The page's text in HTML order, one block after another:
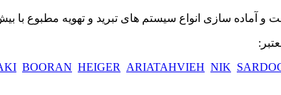
و آماده سازی انواع سیستم های تبرید و تهویه مطبوع با
BOORAN HEIGER ARIATAHVIEH NIK